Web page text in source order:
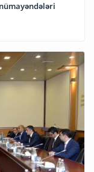
nümayəndələri